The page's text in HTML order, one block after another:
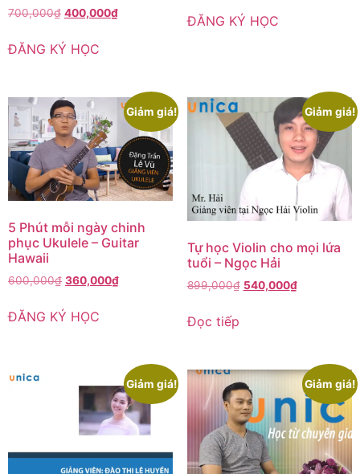
700,000₫ 400,000₫
ĐĂNG KÝ HỌC
ĐĂNG KÝ HỌC
Giảm giá!
5 Phút mỗi ngày chinh
phục Ukulele – Guitar
Hawaii
600,000₫ 360,000₫
ĐĂNG KÝ HỌC
Giảm giá!
Tự học Violin cho mọi lứa
tuổi – Ngọc Hải
899,000₫ 540,000₫
Đọc tiếp
Giảm giá! Giảm giá!